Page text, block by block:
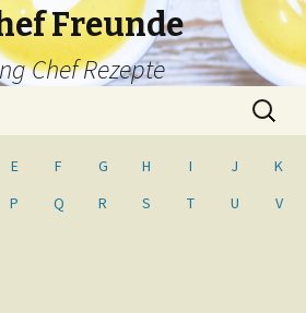
Freunde
Chef Rezepte
Suche
nach:
E F G H I J
K
P Q R S T U
V